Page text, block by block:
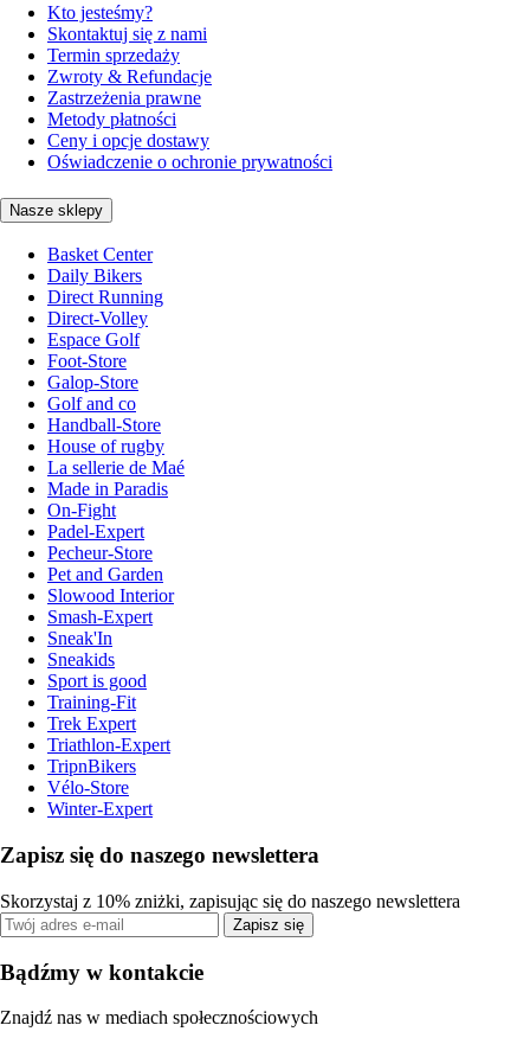
Kto jesteśmy?
Skontaktuj się z nami
Termin sprzedaży
Zwroty & Refundacje
Zastrzeżenia prawne
Metody płatności
Ceny i opcje dostawy
Oświadczenie o ochronie prywatności
Nasze sklepy
Basket Center
Daily Bikers
Direct Running
Direct-Volley
Espace Golf
Foot-Store
Galop-Store
Golf and co
Handball-Store
House of rugby
La sellerie de Maé
Made in Paradis
On-Fight
Padel-Expert
Pecheur-Store
Pet and Garden
Slowood Interior
Smash-Expert
Sneak'In
Sneakids
Sport is good
Training-Fit
Trek Expert
Triathlon-Expert
TripnBikers
Vélo-Store
Winter-Expert
Zapisz się do naszego newslettera
Skorzystaj z 10% zniżki, zapisując się do naszego newslettera
Zapisz się
Bądźmy w kontakcie
Znajdź nas w mediach społecznościowych